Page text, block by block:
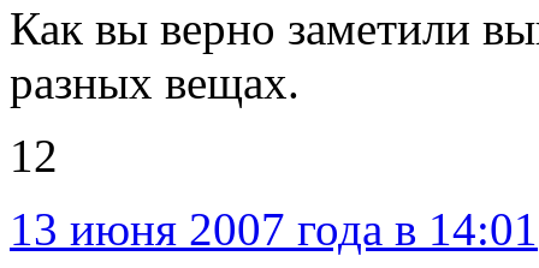
Как вы верно заметили
разных вещах.
12
13 июня 2007 года в 14:01